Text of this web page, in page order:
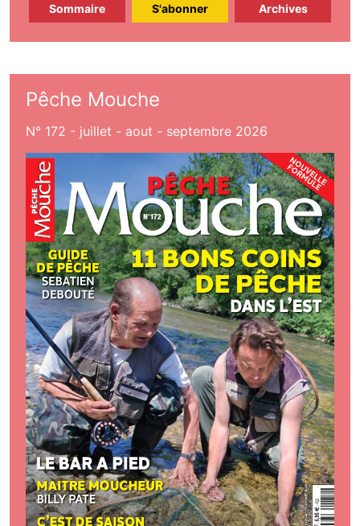
Sommaire S'abonner Archives
Pêche Mouche
N° 172 - juillet - aout - septembre 2026